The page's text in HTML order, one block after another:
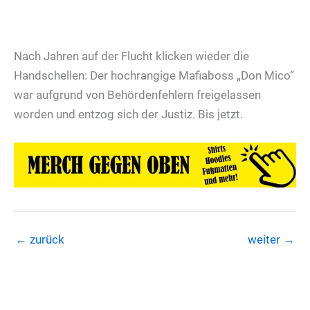
Nach Jahren auf der Flucht klicken wieder die
Handschellen: Der hochrangige Mafiaboss „Don Mico“
war aufgrund von Behördenfehlern freigelassen
worden und entzog sich der Justiz. Bis jetzt.
← zurück weiter →